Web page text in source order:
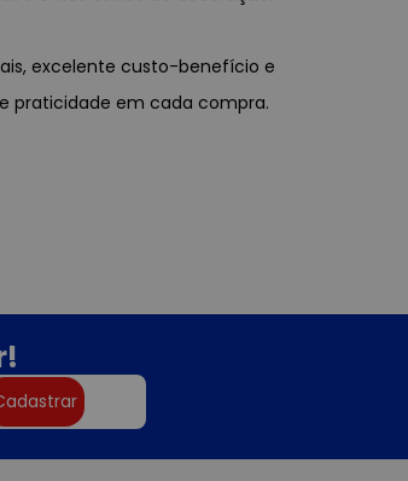
excelente custo-benefício e
praticidade em cada compra.